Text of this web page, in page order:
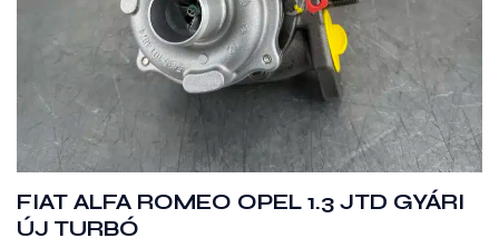
FIAT ALFA ROMEO OPEL 1.3 JTD GYÁRI
ÚJ TURBÓ